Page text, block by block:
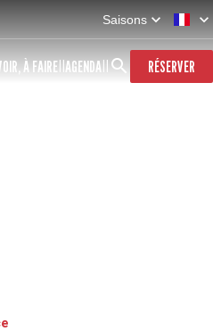
Saisons
À FAIRE AGENDA RÉSERVER